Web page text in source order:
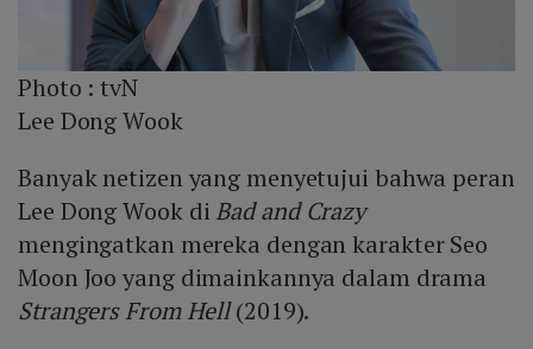
Photo :tvN
Lee Dong Wook
Banyak netizen yang menyetujui bahwa peran
Lee Dong Wook di Bad and Crazy
mengingatkan mereka dengan karakter Seo
Moon Joo yang dimainkannya dalam drama
Strangers From Hell(2019).